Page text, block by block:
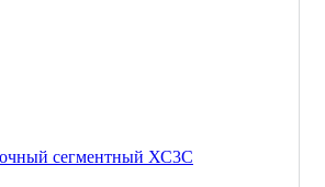
сегментный ХС3С